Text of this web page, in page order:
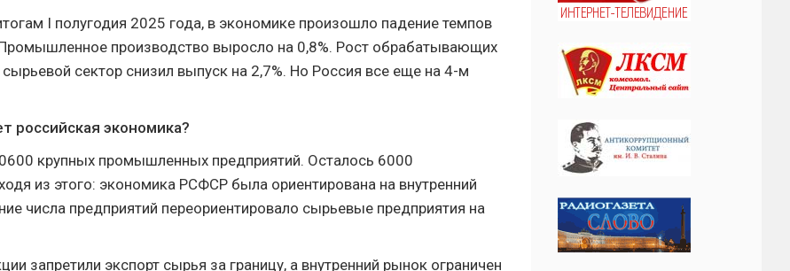
I полугодия 2025 года, в экономике произошло падение темпов
производство выросло на 0,8%. Рост обрабатывающих
сырьевой сектор снизил выпуск на 2,7%. Но Россия все еще на 4-м
российская экономика?
крупных промышленных предприятий. Осталось 6000
из этого: экономика РСФСР была ориентирована на внутренний
числа предприятий переориентировало сырьевые предприятия на
запретили экспорт сырья за границу, а внутренний рынок ограничен